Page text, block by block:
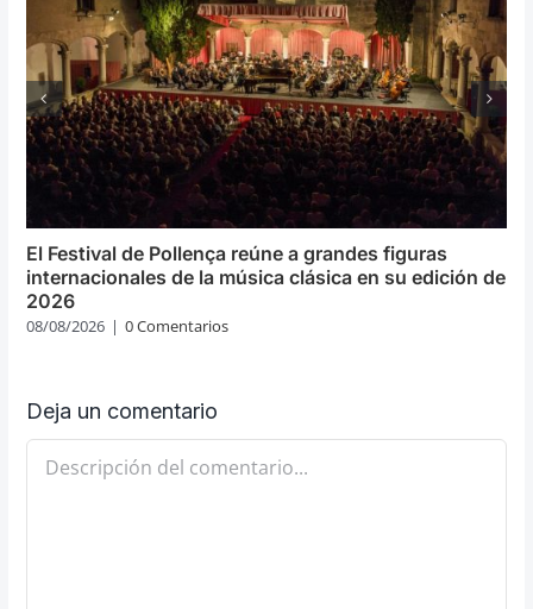
El Festival de Pollença reúne a grandes figuras
internacionales de la música clásica en su edición de
2026
08/08/2026 | 0 Comentarios
Deja un comentario
Comentario